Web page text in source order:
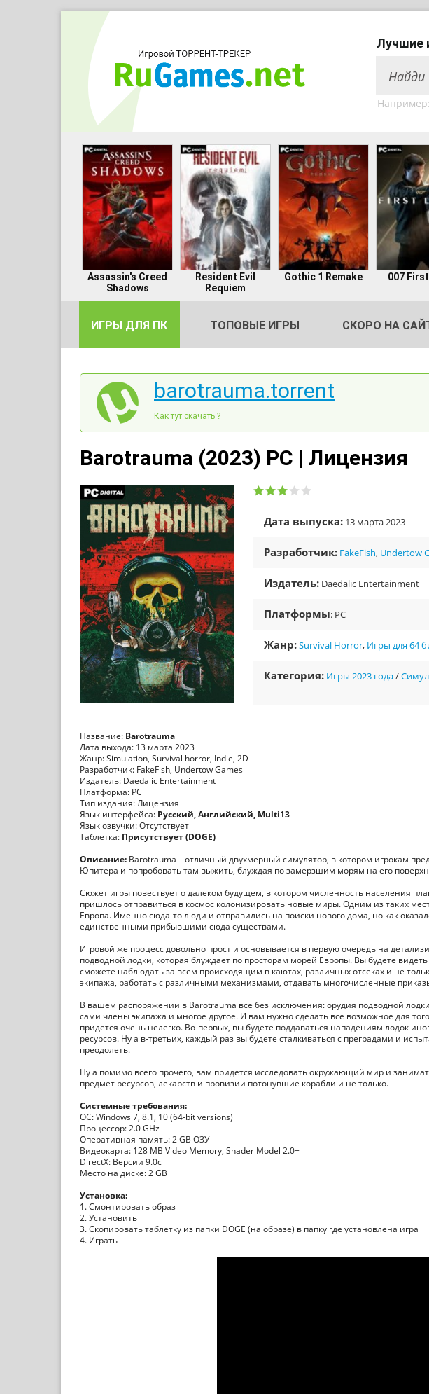
Лучшие
Например:
Assassin's Creed
Shadows
Resident Evil
Requiem
Gothic 1 Remake 007
ИГРЫ ДЛЯ ПК ТОПОВЫЕ ИГРЫ СКОРО НА
barotrauma.torrent
Как тут скачать ?
Barotrauma (2023) PC | Лицензия
Дата выпуска: 13 марта 2023
Разработчик: FakeFish, Undertow
Издатель: Daedalic Entertainment
Платформы: PC
Жанр:Survival Horror, Игры для 64
Категория: Игры 2023 года/
Название: Barotrauma
Дата выхода: 13 марта 2023
Жанр: Simulation, Survival horror, Indie, 2D
Разработчик: FakeFish, Undertow Games
Издатель: Daedalic Entertainment
Платформа: PC
Тип издания: Лицензия
Язык интерфейса: Русский, Английский, Multi13
Язык озвучки: Отсутствует
Таблетка: Присутствует (DOGE)
Описание: Barotrauma – отличный двухмерный симулятор, в котором игрокам
Юпитера и попробовать там выжить, блуждая по замерзшим морям на его
Сюжет игры повествует о далеком будущем, в котором численность населения
пришлось отправиться в космос колонизировать новые миры. Одним из таких
Европа. Именно сюда-то люди и отправились на поиски нового дома, но как
единственными прибывшими сюда существами.
Игровой же процесс довольно прост и основывается в первую очередь на
подводной лодки, которая блуждает по просторам морей Европы. Вы будете
сможете наблюдать за всем происходящим в каютах, различных отсеках и не
экипажа, работать с различными механизмами, отдавать многочисленные
В вашем распоряжении в Barotrauma все без исключения: орудия подводной
сами члены экипажа и многое другое. И вам нужно сделать все возможное для
придется очень нелегко. Во-первых, вы будете поддаваться нападениям лодок
ресурсов. Ну а в-третьих, каждый раз вы будете сталкиваться с преградами и
преодолеть.
Ну а помимо всего прочего, вам придется исследовать окружающий мир и
предмет ресурсов, лекарств и провизии потонувшие корабли и не только.
Системные требования:
ОС: Windows 7, 8.1, 10 (64-bit versions)
Процессор: 2.0 GHz
Оперативная память: 2 GB ОЗУ
Видеокарта: 128 MB Video Memory, Shader Model 2.0+
DirectX: Версии 9.0c
Место на диске: 2 GB
Установка:
1. Смонтировать образ
2. Установить
3. Скопировать таблетку из папки DOGE (на образе) в папку где установлена игра
4. Играть